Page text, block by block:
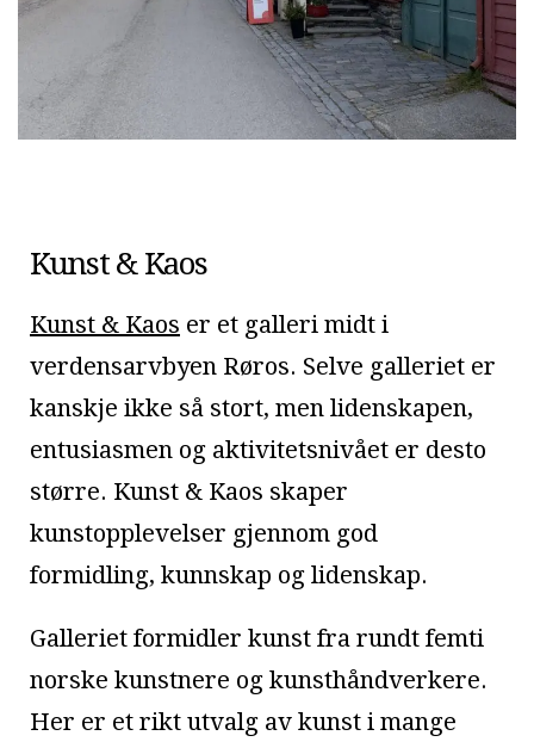
Kunst & Kaos
Kunst & Kaos er et galleri midt i
verdensarvbyen Røros. Selve galleriet er
kanskje ikke så stort, men lidenskapen,
entusiasmen og aktivitetsnivået er desto
større. Kunst & Kaos skaper
kunstopplevelser gjennom god
formidling, kunnskap og lidenskap.
Galleriet formidler kunst fra rundt femti
norske kunstnere og kunsthåndverkere.
Her er et rikt utvalg av kunst i mange